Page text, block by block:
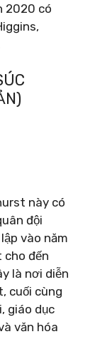
2020 có
này có
đội
vào năm
cho đến
là nơi diễn
cuối cùng
giáo dục
văn hóa